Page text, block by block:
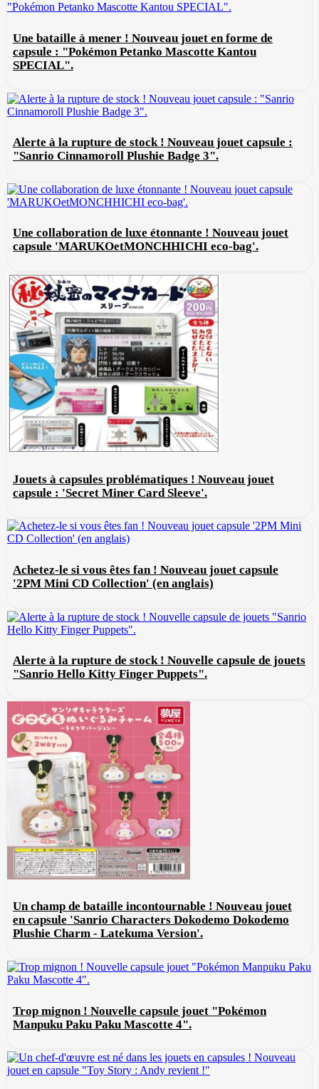
Une bataille à mener ! Nouveau jouet en forme de
capsule : "Pokémon Petanko Mascotte Kantou
SPECIAL".
Alerte à la rupture de stock ! Nouveau jouet capsule :
"Sanrio Cinnamoroll Plushie Badge 3".
Une collaboration de luxe étonnante ! Nouveau jouet
capsule 'MARUKOetMONCHHICHI eco-bag'.
Jouets à capsules problématiques ! Nouveau jouet
capsule : 'Secret Miner Card Sleeve'.
Achetez-le si vous êtes fan ! Nouveau jouet capsule
'2PM Mini CD Collection' (en anglais)
Alerte à la rupture de stock ! Nouvelle capsule de jouets
"Sanrio Hello Kitty Finger Puppets".
Un champ de bataille incontournable ! Nouveau jouet
en capsule 'Sanrio Characters Dokodemo Dokodemo
Plushie Charm - Latekuma Version'.
Trop mignon ! Nouvelle capsule jouet "Pokémon
Manpuku Paku Paku Mascotte 4".